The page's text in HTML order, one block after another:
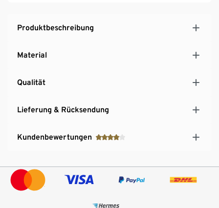
Produktbeschreibung
Material
Qualität
Lieferung & Rücksendung
Kundenbewertungen